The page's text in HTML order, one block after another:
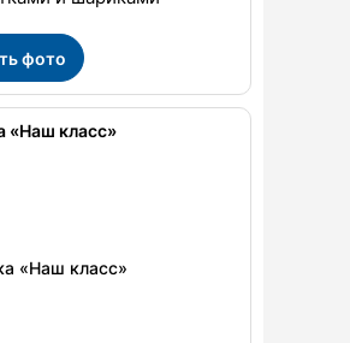
фото
«Наш класс»